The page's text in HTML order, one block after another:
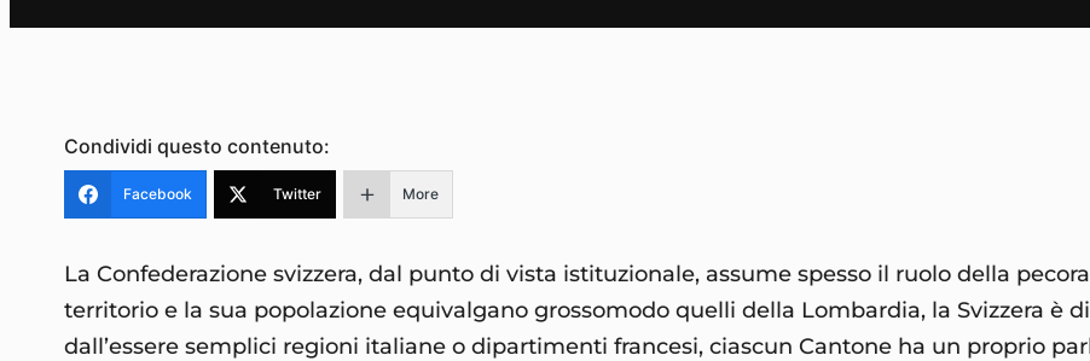
Condividi questo contenuto:
Facebook Twitter More
La Confederazione svizzera, dal punto di vista istituzionale, assume spesso il ruolo della
territorio e la sua popolazione equivalgano grossomodo quelli della Lombardia, la Svizzera è
dall’essere semplici regioni italiane o dipartimenti francesi, ciascun Cantone ha un proprio